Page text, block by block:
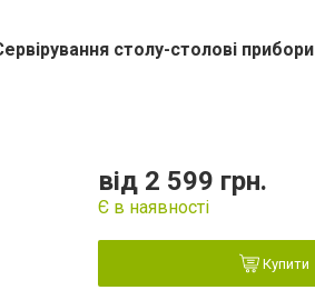
столу-столові прибори
від 2 599 грн.
Є в наявності
Купити